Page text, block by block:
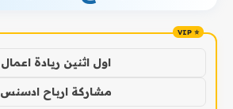
اول اثنين ريادة اعمال
مشاركة ارباح ادسنس